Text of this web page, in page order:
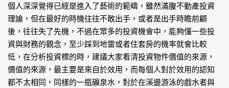
個人深深覺得已經是進入了藝術的範疇，雖然滿腹不動產投資
理論，但在最好的時機往往不敢出手，或者是出手時瞻前顧
後，往往失了先機，不過在眾多的投資機會中，能夠懂一些投
資與財務的觀念，至少踩到地雷或者住套房的機率就會比較
低，在分析投資標的時，建議大家看清投資物件價值的來源，
價值的來源，最主要是來自於效用，而每個人對於效用的認知
都不太相同，同樣的一瓶礦泉水，對於在溪邊游泳的戲水者與